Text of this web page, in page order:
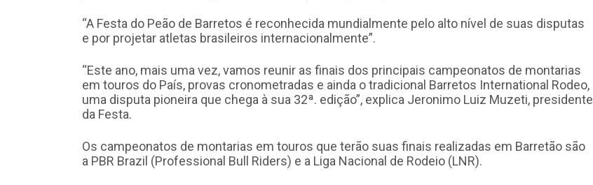
“A Festa do Peão de Barretos é reconhecida mundialmente pelo alto nível de suas disputas
e por projetar atletas brasileiros internacionalmente”.
“Este ano, mais uma vez, vamos reunir as finais dos principais campeonatos de montarias
em touros do País, provas cronometradas e ainda o tradicional Barretos International Rodeo,
uma disputa pioneira que chega à sua 32ª. edição”, explica Jeronimo Luiz Muzeti, presidente
da Festa.
Os campeonatos de montarias em touros que terão suas finais realizadas em Barretão são
a PBR Brazil (Professional Bull Riders) e a Liga Nacional de Rodeio (LNR).